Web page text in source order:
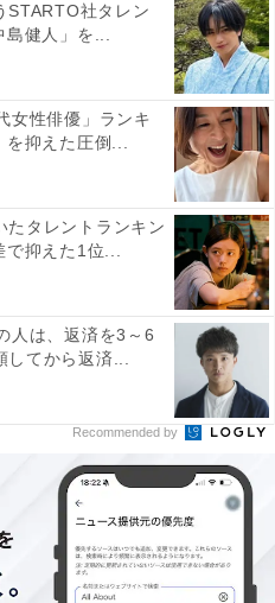
手上漠マネージャー
、20代のランキングでも
。デビュー当時、かわい
に1人の逸材」として注目
た顔は“黄金比”と言われ幅
2024年はNHK連続テレビ小
しても活躍し、演技力の高
なく、飾らない気さくな性
STARTO社タレン
島健人」を...
女性俳優」ランキ
を抑えた圧倒...
たタレントランキン
で抑えた1位...
人は、返済を3～6
してから返済...
Recommended by